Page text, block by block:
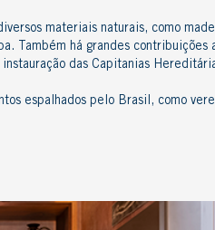
materiais naturais, como
Também há grandes contribuições
das Capitanias
espalhados pelo Brasil, como